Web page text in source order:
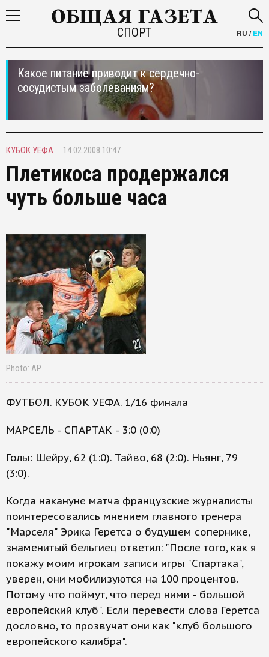
СПОРТ RU /EN
Какое питание приводит к сердечно-
сосудистым заболеваниям?
КУБОК УЕФА 14.02.2008 10:47
Плетикоса продержался
чуть больше часа
Photo: AP
ФУТБОЛ. КУБОК УЕФА. 1/16 финала
МАРСЕЛЬ - СПАРТАК - 3:0 (0:0)
Голы: Шейру, 62 (1:0). Тайво, 68 (2:0). Ньянг, 79
(3:0).
Когда накануне матча французские журналисты
поинтересовались мнением главного тренера
"Марселя" Эрика Геретса о будущем сопернике,
знаменитый бельгиец ответил: "После того, как я
покажу моим игрокам записи игры "Спартака",
уверен, они мобилизуются на 100 процентов.
Потому что поймут, что перед ними - большой
европейский клуб". Если перевести слова Геретса
дословно, то прозвучат они как "клуб большого
европейского калибра".